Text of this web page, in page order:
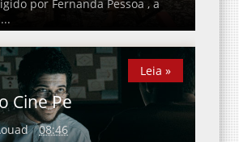
por Fernanda Pessoa , a
Cine Pe
08:46
Leia »
Leia »